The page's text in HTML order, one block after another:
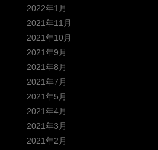
2022年1月
2021年11月
2021年10月
2021年9月
2021年8月
2021年7月
2021年5月
2021年4月
2021年3月
2021年2月